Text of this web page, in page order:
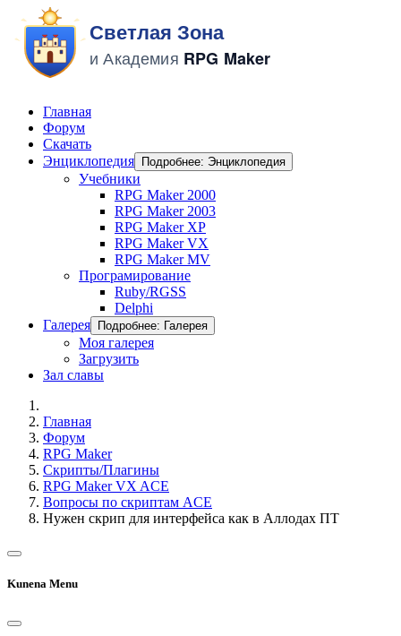
Главная
Форум
Скачать
Энциклопедия
Подробнее: Энциклопедия
Учебники
RPG Maker 2000
RPG Maker 2003
RPG Maker XP
RPG Maker VX
RPG Maker MV
Програмирование
Ruby/RGSS
Delphi
Галерея
Подробнее: Галерея
Моя галерея
Загрузить
Зал славы
Главная
Форум
RPG Maker
Скрипты/Плагины
RPG Maker VX ACE
Вопросы по скриптам ACE
Нужен скрип для интерфейса как в Аллодах ПТ
Kunena Menu